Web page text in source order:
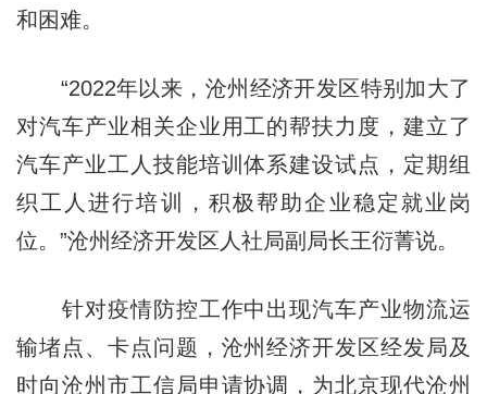
和困难。
“2022年以来，沧州经济开发区特别加大了
对汽车产业相关企业用工的帮扶力度，建立了
汽车产业工人技能培训体系建设试点，定期组
织工人进行培训，积极帮助企业稳定就业岗
位。”沧州经济开发区人社局副局长王衍菁说。
针对疫情防控工作中出现汽车产业物流运
输堵点、卡点问题，沧州经济开发区经发局及
时向沧州市工信局申请协调，为北京现代沧州